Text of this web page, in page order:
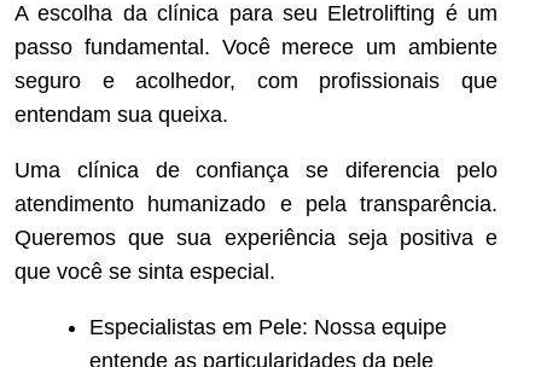
A escolha da clínica para seu Eletrolifting é um
passo fundamental. Você merece um ambiente
seguro e acolhedor, com profissionais que
entendam sua queixa.
Uma clínica de confiança se diferencia pelo
atendimento humanizado e pela transparência.
Queremos que sua experiência seja positiva e
que você se sinta especial.
Especialistas em Pele: Nossa equipe
entende as particularidades da pele